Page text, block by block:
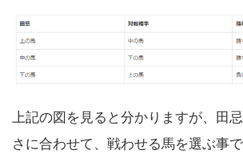
上記の図を見ると分かりますが、田
さに合わせて、戦わせる馬を選ぶ事